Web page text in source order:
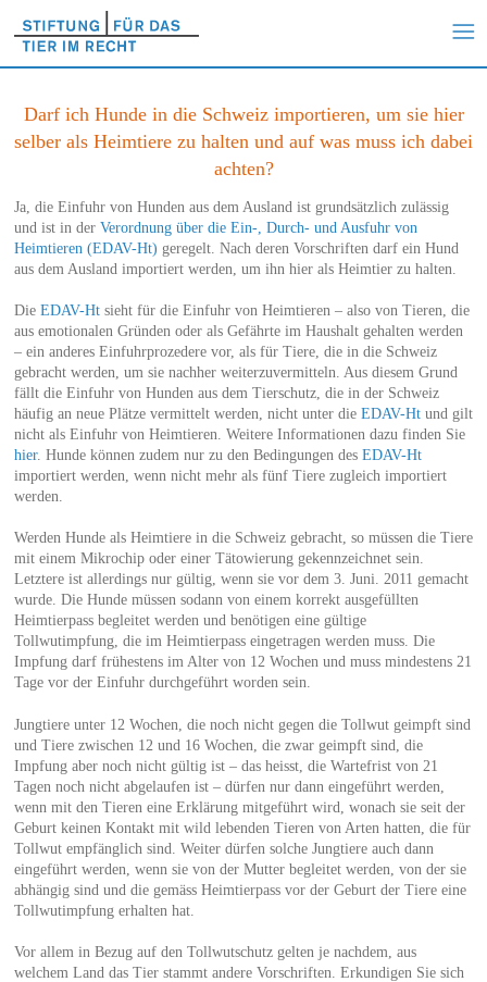
Darf ich Hunde in die Schweiz importieren, um sie hier
selber als Heimtiere zu halten und auf was muss ich dabei
achten?
Ja, die Einfuhr von Hunden aus dem Ausland ist grundsätzlich zulässig
und ist in der Verordnung über die Ein-, Durch- und Ausfuhr von
Heimtieren (EDAV-Ht) geregelt. Nach deren Vorschriften darf ein Hund
aus dem Ausland importiert werden, um ihn hier als Heimtier zu halten.
Die EDAV-Htsieht für die Einfuhr von Heimtieren – also von Tieren, die
aus emotionalen Gründen oder als Gefährte im Haushalt gehalten werden
– ein anderes Einfuhrprozedere vor, als für Tiere, die in die Schweiz
gebracht werden, um sie nachher weiterzuvermitteln. Aus diesem Grund
fällt die Einfuhr von Hunden aus dem Tierschutz, die in der Schweiz
häufig an neue Plätze vermittelt werden, nicht unter die EDAV-Htund gilt
nicht als Einfuhr von Heimtieren. Weitere Informationen dazu finden Sie
hier. Hunde können zudem nur zu den Bedingungen des EDAV-Ht
importiert werden, wenn nicht mehr als fünf Tiere zugleich importiert
werden.
Werden Hunde als Heimtiere in die Schweiz gebracht, so müssen die Tiere
mit einem Mikrochip oder einer Tätowierung gekennzeichnet sein.
Letztere ist allerdings nur gültig, wenn sie vor dem 3. Juni. 2011 gemacht
wurde. Die Hunde müssen sodann von einem korrekt ausgefüllten
Heimtierpass begleitet werden und benötigen eine gültige
Tollwutimpfung, die im Heimtierpass eingetragen werden muss. Die
Impfung darf frühestens im Alter von 12 Wochen und muss mindestens 21
Tage vor der Einfuhr durchgeführt worden sein.
Jungtiere unter 12 Wochen, die noch nicht gegen die Tollwut geimpft sind
und Tiere zwischen 12 und 16 Wochen, die zwar geimpft sind, die
Impfung aber noch nicht gültig ist – das heisst, die Wartefrist von 21
Tagen noch nicht abgelaufen ist – dürfen nur dann eingeführt werden,
wenn mit den Tieren eine Erklärung mitgeführt wird, wonach sie seit der
Geburt keinen Kontakt mit wild lebenden Tieren von Arten hatten, die für
Tollwut empfänglich sind. Weiter dürfen solche Jungtiere auch dann
eingeführt werden, wenn sie von der Mutter begleitet werden, von der sie
abhängig sind und die gemäss Heimtierpass vor der Geburt der Tiere eine
Tollwutimpfung erhalten hat.
Vor allem in Bezug auf den Tollwutschutz gelten je nachdem, aus
welchem Land das Tier stammt andere Vorschriften. Erkundigen Sie sich